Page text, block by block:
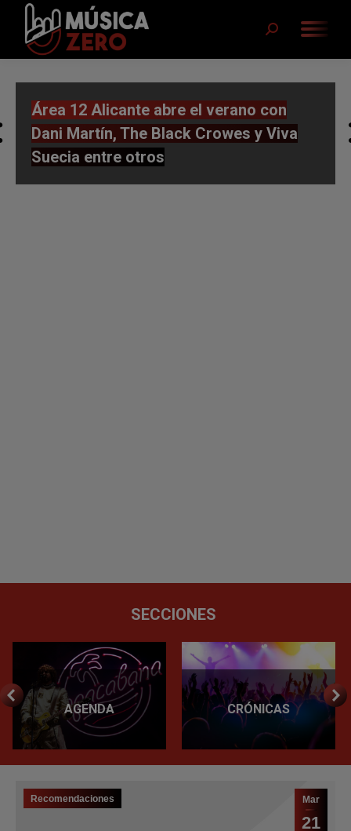
Buscar:
Área 12 Alicante abre el verano con
Dani Martín, The Black Crowes y Viva
Suecia entre otros
SECCIONES
AGENDA CRÓNICAS
Mar
21
Recomendaciones